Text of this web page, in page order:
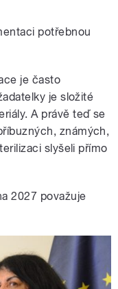
potřebnou
je často
je složité
A právě teď se
známých,
slyšeli přímo
2027 považuje